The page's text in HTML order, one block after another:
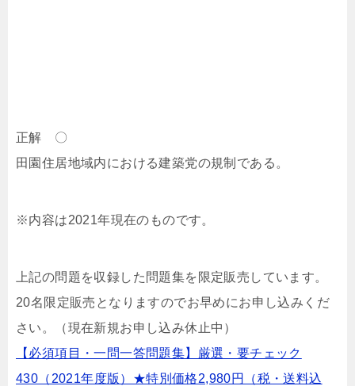
正解 〇
田園住居地域内における建築党の規制である。
※内容は2021年現在のものです。
上記の問題を収録した問題集を限定販売しています。
20名限定販売となりますのでお早めにお申し込みくだ
さい。（現在新規お申し込み休止中）
【必須項目・一問一答問題集】厳選・要チェック
430（2021年度版）★特別価格2,980円（税・送料込